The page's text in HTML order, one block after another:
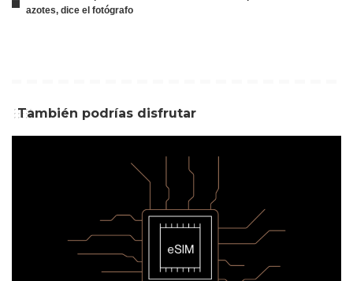
azotes, dice el fotógrafo
También podrías disfrutar